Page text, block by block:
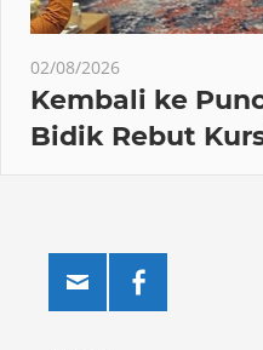
02/08/2026
Kembali ke
Bidik Rebut